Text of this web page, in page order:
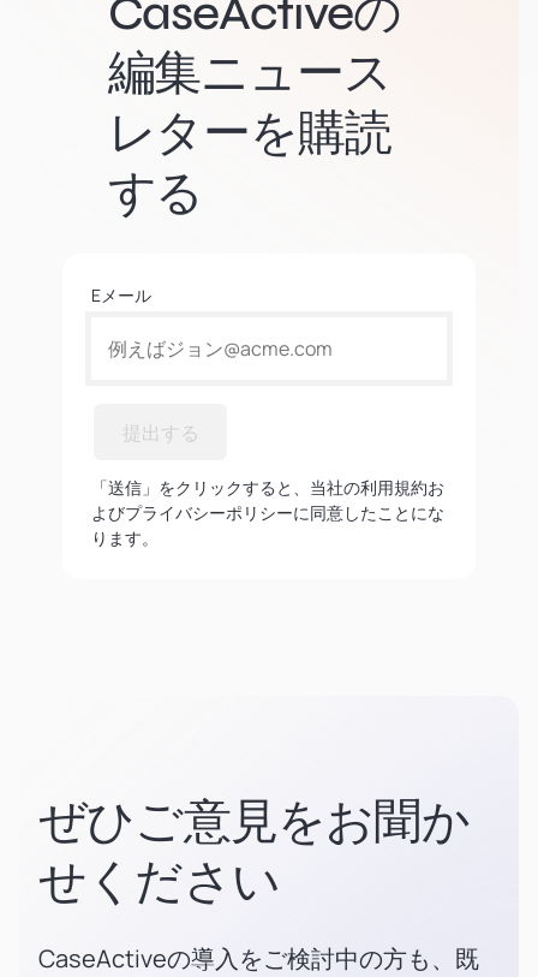
CaseActiveの
編集ニュース
レターを購読
する
Eメール
提出する
「送信」をクリックすると、当社の利用規約お
よびプライバシーポリシーに同意したことにな
ります。
ぜひご意見をお聞か
せください
CaseActiveの導入をご検討中の方も、既